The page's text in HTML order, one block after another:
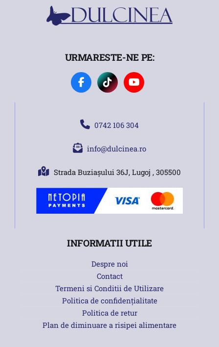
URMARESTE-NE PE:
0742 106 304
info@dulcinea.ro
Strada Buziașului 36J, Lugoj , 305500
INFORMATII UTILE
Despre noi
Contact
Termeni si Conditii de Utilizare
Politica de confidențialitate
Politica de retur
Plan de diminuare a risipei alimentare